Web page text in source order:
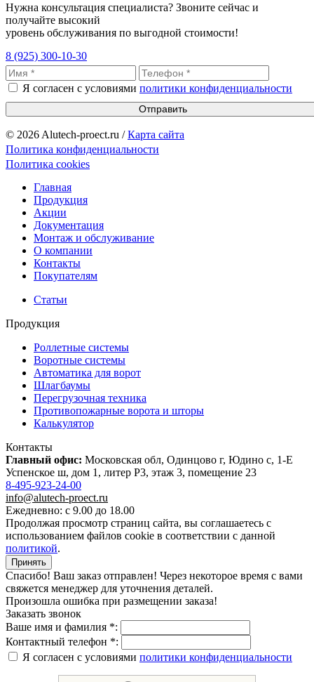
Нужна консультация специалиста? Звоните сейчас и
получайте высокий
уровень обслуживания по выгодной стоимости!
8 (925) 300-10-30
Я согласен с условиями политики конфиденциальности
Отправить
© 2026 Alutech-proect.ru /Карта сайта
Политика конфиденциальности
Политика cookies
Главная
Продукция
Акции
Документация
Монтаж и обслуживание
О компании
Контакты
Покупателям
Статьи
Продукция
Роллетные системы
Воротные системы
Автоматика для ворот
Шлагбаумы
Перегрузочная техника
Противопожарные ворота и шторы
Калькулятор
Контакты
Главный офис: Московская обл, Одинцово г, Юдино с, 1-Е
Успенское ш, дом 1, литер Р3, этаж 3, помещение 23
8-495-923-24-00
info@alutech-proect.ru
Ежедневно: с 9.00 до 18.00
Продолжая просмотр страниц сайта, вы соглашаетесь с
использованием файлов cookie в соответствии с данной
политикой.
Принять
Спасибо! Ваш заказ отправлен! Через некоторое время с вами
свяжется менеджер для уточнения деталей.
Произошла ошибка при размещении заказа!
Заказать звонок
Ваше имя и фамилия *:
Контактный телефон *:
Я согласен с условиями политики конфиденциальности